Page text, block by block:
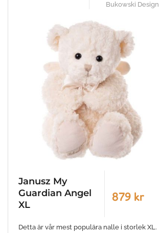
Bukowski Design
Janusz My
Guardian Angel
XL
879 kr
Detta är vår mest populära nalle i storlek XL.